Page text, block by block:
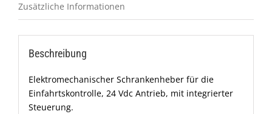
Zusätzliche Informationen
Beschreibung
Elektromechanischer Schrankenheber für die
Einfahrtskontrolle, 24 Vdc Antrieb, mit integrierter
Steuerung.